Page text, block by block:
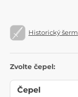
Historický šerm
Zvolte čepel: